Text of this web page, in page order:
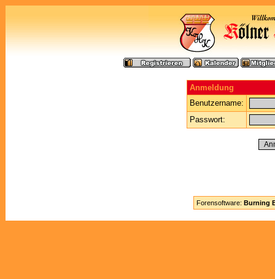
Anmeldung
Benutzername:
Passwort:
Forensoftware: Burning